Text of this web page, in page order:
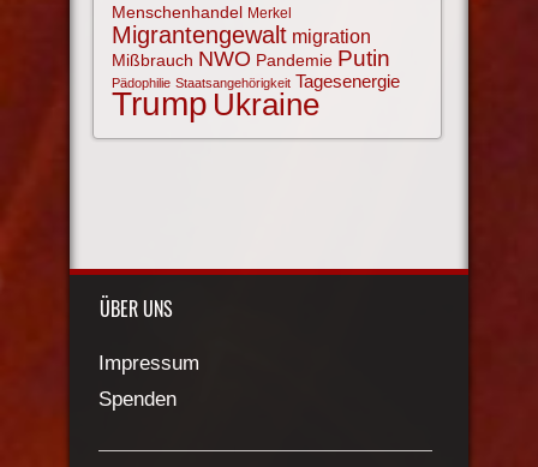
Menschenhandel Merkel
Migrantengewalt migration
Mißbrauch NWO Pandemie Putin
Pädophilie Staatsangehörigkeit Tagesenergie
Trump Ukraine
ÜBER UNS
Impressum
Spenden